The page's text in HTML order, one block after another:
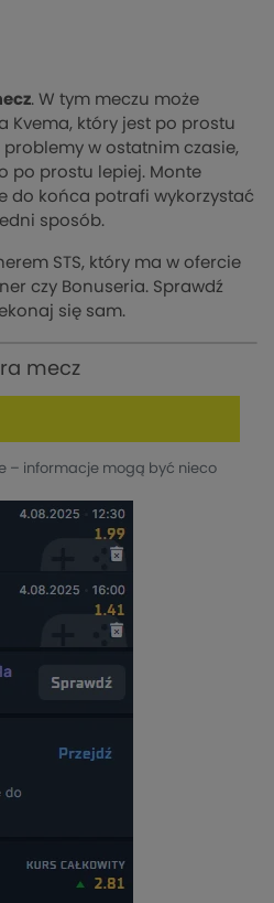
. W tym meczu może
Kvema, który jest po prostu
problemy w ostatnim czasie,
po prostu lepiej. Monte
do końca potrafi wykorzystać
sposób.
STS, który ma w ofercie
czy Bonuseria. Sprawdź
się sam.
mecz
– informacje mogą być nieco